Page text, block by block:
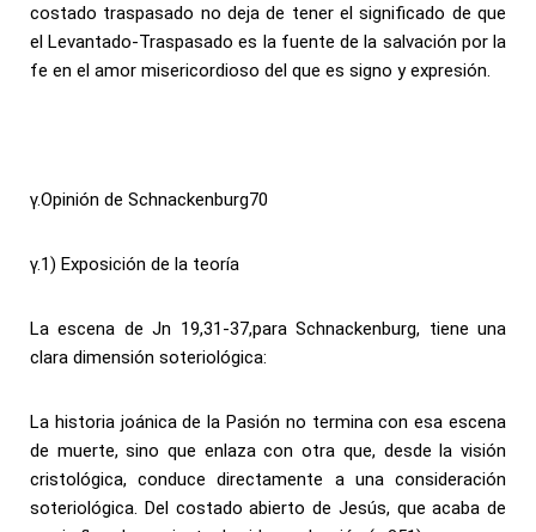
costado traspasado no deja de tener el significado de que
el Levantado-Traspasado es la fuente de la salvación por la
fe en el amor misericordioso del que es signo y expresión.
γ.Opinión de Schnackenburg70
γ.1) Exposición de la teoría
La escena de Jn 19,31-37,para Schnackenburg, tiene una
clara dimensión soteriológica:
La historia joánica de la Pasión no termina con esa escena
de muerte, sino que enlaza con otra que, desde la visión
cristológica, conduce directamente a una consideración
soteriológica. Del costado abierto de Jesús, que acaba de